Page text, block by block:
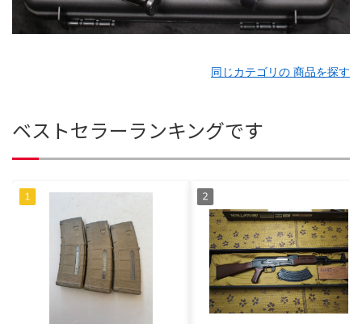
同じカテゴリの 商品を探す
ベストセラーランキングです